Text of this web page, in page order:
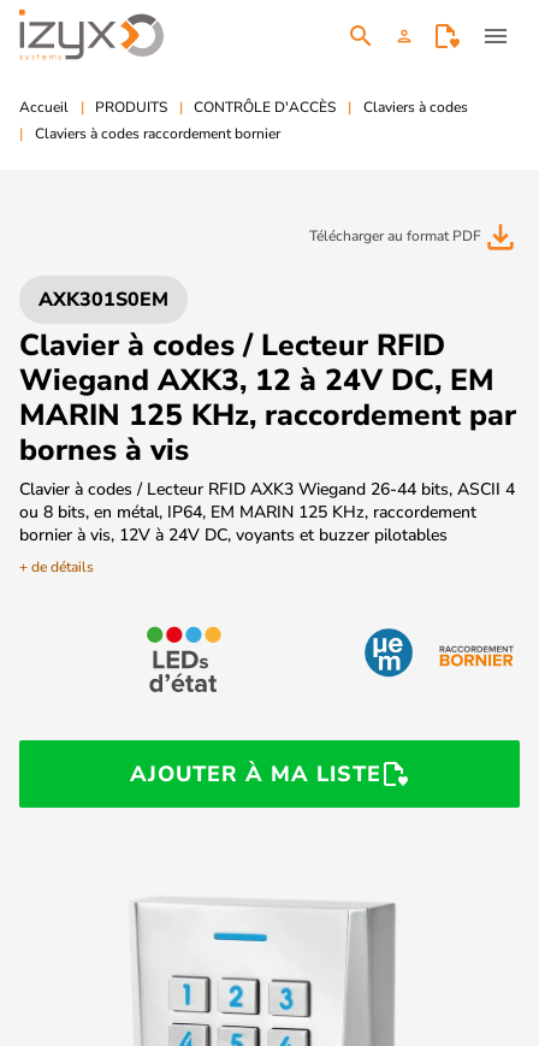
search person menu
Accueil PRODUITS CONTRÔLE D'ACCÈS
Claviers à codes
Claviers à codes raccordement bornier
Télécharger au format PDF file_download
AXK301S0EM
Clavier à codes / Lecteur RFID
Wiegand AXK3, 12 à 24V DC, EM
MARIN 125 KHz, raccordement par
bornes à vis
Clavier à codes / Lecteur RFID AXK3 Wiegand 26-44 bits, ASCII 4
ou 8 bits, en métal, IP64, EM MARIN 125 KHz, raccordement
bornier à vis, 12V à 24V DC, voyants et buzzer pilotables
+ de détails
AJOUTER À MA LISTE